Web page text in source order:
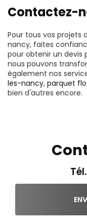
Contactez-
Pour tous vos projets
nancy, faites
pour obtenir un devis
nous pouvons
également nos
les-nancy, parquet
bien d'autres encore.
Tél.